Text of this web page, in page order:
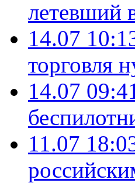
летевший
14.07
торговля
14.07
11.07